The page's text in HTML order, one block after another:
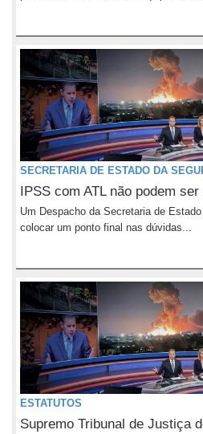
SECRETARIA DE ESTADO DA
IPSS com ATL não podem
Um Despacho da Secretaria de
colocar um ponto final nas dúvidas...
ESTATUTOS
Supremo Tribunal de Justiça